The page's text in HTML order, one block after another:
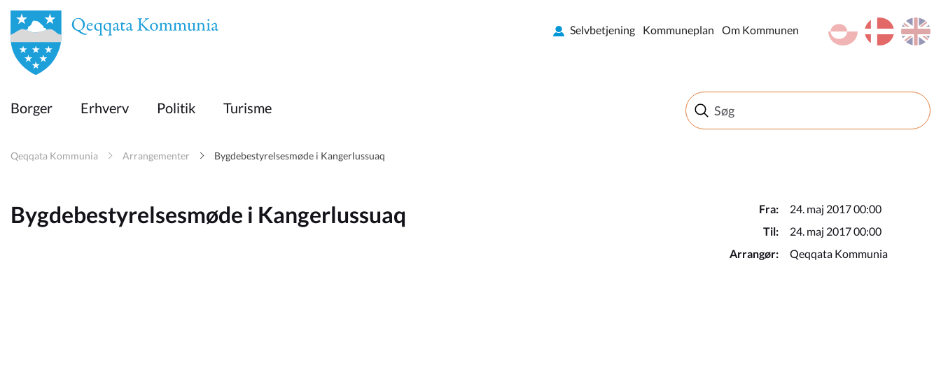
en
Borger
Erhverv
Politik
Turisme
en
da
kl-GL
Selvbetjening Kommuneplan Om Kommunen
Borger Erhverv Politik Turisme
Qeqqata Kommunia Arrangementer Bygdebestyrelsesmøde i Kangerlussuaq
Bygdebestyrelsesmøde i Kangerlussuaq Fra:
24. maj 2017 00:00
Til:
24. maj 2017 00:00
Arrangør:
Qeqqata Kommunia